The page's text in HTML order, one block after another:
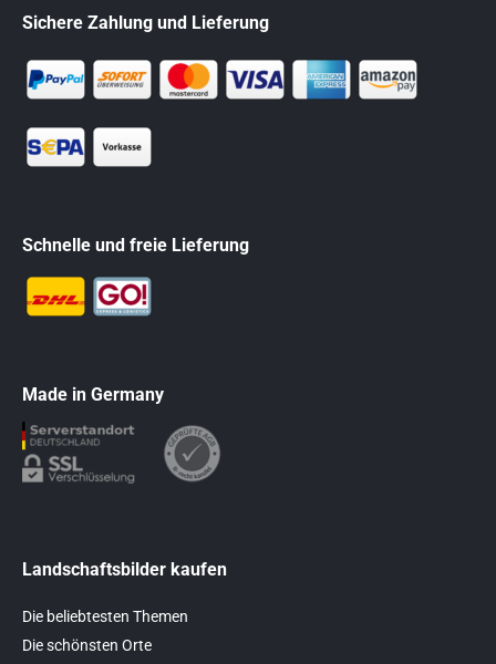
Sichere Zahlung und Lieferung
Schnelle und freie Lieferung
Made in Germany
Landschaftsbilder kaufen
Die beliebtesten Themen
Die schönsten Orte